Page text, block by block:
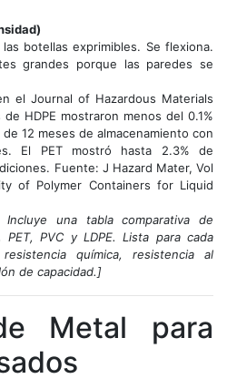
botellas exprimibles. Se flexiona.
grandes porque las paredes se
el Journal of Hazardous Materials
HDPE mostraron menos del 0.1%
12 meses de almacenamiento con
El PET mostró hasta 2.3% de
Fuente: J Hazard Mater, Vol
of Polymer Containers for Liquid
Incluye una tabla comparativa de
PET, PVC y LDPE. Lista para cada
química, resistencia al
de capacidad.]
Metal para